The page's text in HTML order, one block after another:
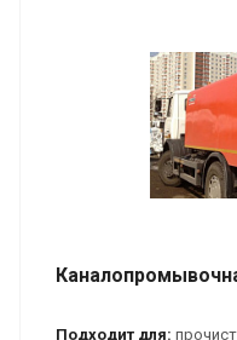
Подходит для: